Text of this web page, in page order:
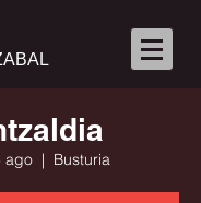
ago
  |
Busturia